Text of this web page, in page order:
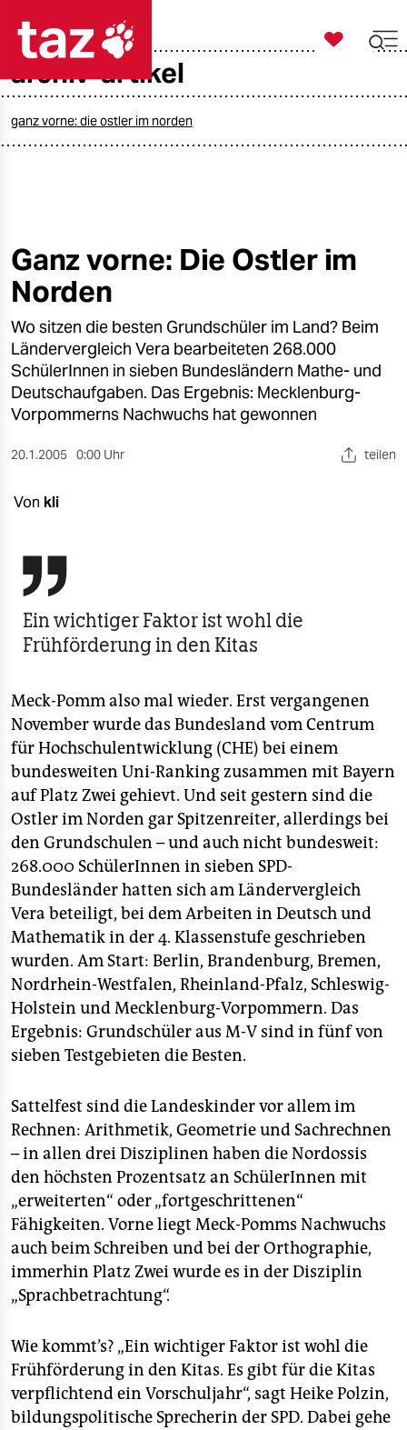
taz zahl ich
öko
gesellschaft
kultur
sport
berlin
nord
wahrheit
shop
unterstützen
abo
genossenschaft
epaper login

taz zahl ich
archiv-artikel
ganz vorne: die ostler im norden
Ganz vorne: Die Ostler im
Norden
Wo sitzen die besten Grundschüler im Land? Beim
Ländervergleich Vera bearbeiteten 268.000
SchülerInnen in sieben Bundesländern Mathe- und
Deutschaufgaben. Das Ergebnis: Mecklenburg-
Vorpommerns Nachwuchs hat gewonnen
20.1.2005 0:00 Uhr teilen
Von kli

Ein wichtiger Faktor ist wohl die
Frühförderung in den Kitas
Meck-Pomm also mal wieder. Erst vergangenen
November wurde das Bundesland vom Centrum
für Hochschulentwicklung (CHE) bei einem
bundesweiten Uni-Ranking zusammen mit Bayern
auf Platz Zwei gehievt. Und seit gestern sind die
Ostler im Norden gar Spitzenreiter, allerdings bei
den Grundschulen – und auch nicht bundesweit:
268.000 SchülerInnen in sieben SPD-
Bundesländer hatten sich am Ländervergleich
Vera beteiligt, bei dem Arbeiten in Deutsch und
Mathematik in der 4. Klassenstufe geschrieben
wurden. Am Start: Berlin, Brandenburg, Bremen,
Nordrhein-Westfalen, Rheinland-Pfalz, Schleswig-
Holstein und Mecklenburg-Vorpommern. Das
Ergebnis: Grundschüler aus M-V sind in fünf von
sieben Testgebieten die Besten.
Sattelfest sind die Landeskinder vor allem im
Rechnen: Arithmetik, Geometrie und Sachrechnen
– in allen drei Disziplinen haben die Nordossis
den höchsten Prozentsatz an SchülerInnen mit
„erweiterten“ oder „fortgeschrittenen“
Fähigkeiten. Vorne liegt Meck-Pomms Nachwuchs
auch beim Schreiben und bei der Orthographie,
immerhin Platz Zwei wurde es in der Disziplin
„Sprachbetrachtung“.
Wie kommt’s? „Ein wichtiger Faktor ist wohl die
Frühförderung in den Kitas. Es gibt für die Kitas
verpflichtend ein Vorschuljahr“, sagt Heike Polzin,
bildungspolitische Sprecherin der SPD. Dabei gehe